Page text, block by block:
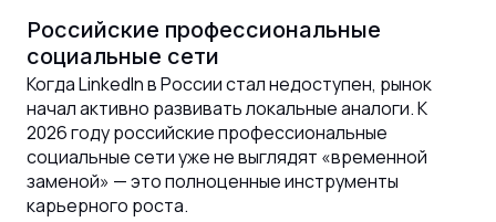
Российские профессиональные
социальные сети
Когда LinkedIn в России стал недоступен, рынок
начал активно развивать локальные аналоги. К
2026 году российские профессиональные
социальные сети уже не выглядят «временной
заменой» — это полноценные инструменты
карьерного роста.